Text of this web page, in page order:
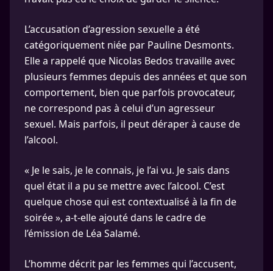
L’accusation d’agression sexuelle a été
catégoriquement niée par Pauline Desmonts.
Elle a rappelé que Nicolas Bedos travaille avec
plusieurs femmes depuis des années et que son
comportement, bien que parfois provocateur,
ne correspond pas à celui d’un agresseur
sexuel. Mais parfois, il peut déraper à cause de
l’alcool.
« Je le sais, je le connais, je l’ai vu. Je sais dans
quel état il a pu se mettre avec l’alcool. C’est
quelque chose qui est contextualisé à la fin de
soirée », a-t-elle ajouté dans le cadre de
l’émission de Léa Salamé.
L’homme décrit par les femmes qui l’accusent,